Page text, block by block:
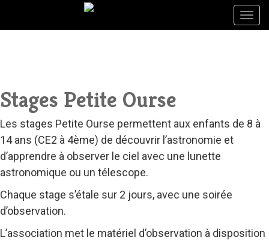
Stages Petite Ourse
Les stages Petite Ourse permettent aux enfants de 8 à
14 ans (CE2 à 4ème) de découvrir l’astronomie et
d’apprendre à observer le ciel avec une lunette
astronomique ou un télescope.
Chaque stage s’étale sur 2 jours, avec une soirée
d’observation.
L’association met le matériel d’observation à disposition